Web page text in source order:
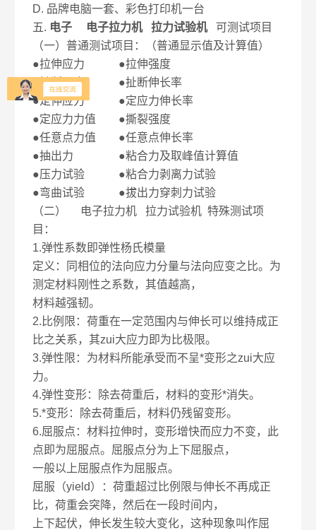
D. 品牌电脑一套、彩色打印机一台
五. 电子 电子拉力机 拉力试验机
可测试项目
（一）普通测试项目：（普通显示值及计算值）
●拉伸应力 ●拉伸强度
●扯断强度 ●扯断伸长率
●定伸应力 ●定应力伸长率
●定应力力值 ●撕裂强度
●任意点力值 ●任意点伸长率
●抽出力 ●粘合力及取峰值计算值
●压力试验 ●粘合力剥离力试验
●弯曲试验 ●拔出力穿刺力试验
（二） 电子拉力机 拉力试验机 特殊测试项
目：
1.弹性系数即弹性杨氏模量
定义：同相位的法向应力分量与法向应变之比。为
测定材料刚性之系数，其值越高，
材料越强韧。
2.比例限：荷重在一定范围内与伸长可以维持成正
比之关系，其zui大应力即为比极限。
3.弹性限：为材料所能承受而不呈*变形之zui大应
力。
4.弹性变形：除去荷重后，材料的变形*消失。
5.*变形：除去荷重后，材料仍残留变形。
6.屈服点：材料拉伸时，变形增快而应力不变，此
点即为屈服点。屈服点分为上下屈服点，
一般以上屈服点作为屈服点。
屈服（yield）：荷重超过比例限与伸长不再成正
比，荷重会突降，然后在一段时间内，
上下起伏，伸长发生较大变化，这种现象叫作屈